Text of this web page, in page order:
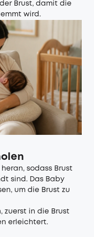
Brust, damit die
wird.
sodass Brust
sind. Das Baby
um die Brust zu
zuerst in die Brust
erleichtert.